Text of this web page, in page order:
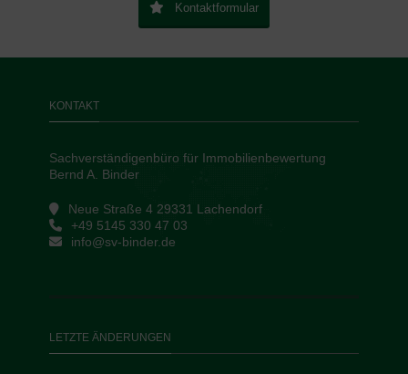
Kontaktformular
KONTAKT
Sachverständigenbüro für Immobilienbewertung
Bernd A. Binder
Neue Straße 4 29331 Lachendorf
+49 5145 330 47 03
info@sv-binder.de
LETZTE ÄNDERUNGEN